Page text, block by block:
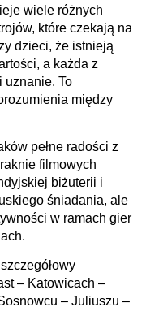
wiele różnych
które czekają na
dzieci, że istnieją
a każda z
uznanie. To
między
pełne radości z
filmowych
biżuterii i
śniadania, ale
w ramach gier
– Katowicach –
– Juliuszu –